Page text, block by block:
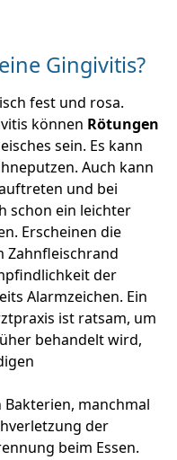
Gingivitis?
fest und rosa.
können Rötungen
sein. Es kann
Auch kann
und bei
schon ein leichter
Erscheinen die
Zahnfleischrand
der
Alarmzeichen. Ein
ist ratsam, um
behandelt wird,
manchmal
der
beim Essen.